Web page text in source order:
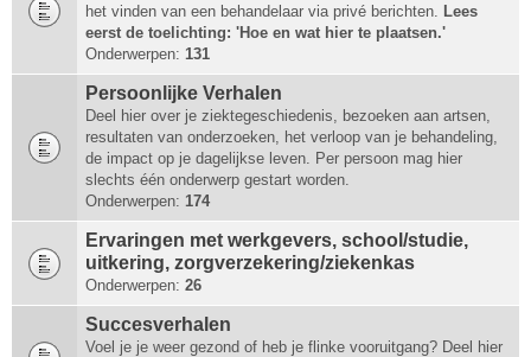
het vinden van een behandelaar via privé berichten. Lees
eerst de toelichting: 'Hoe en wat hier te plaatsen.'
Onderwerpen: 131
Persoonlijke Verhalen
Deel hier over je ziektegeschiedenis, bezoeken aan artsen,
resultaten van onderzoeken, het verloop van je behandeling,
de impact op je dagelijkse leven. Per persoon mag hier
slechts één onderwerp gestart worden.
Onderwerpen: 174
Ervaringen met werkgevers, school/studie,
uitkering, zorgverzekering/ziekenkas
Onderwerpen: 26
Succesverhalen
Voel je je weer gezond of heb je flinke vooruitgang? Deel hier